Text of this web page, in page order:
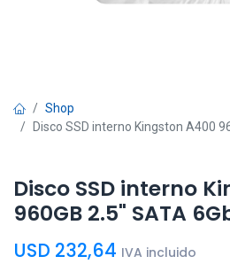
Shop
Disco SSD interno Kingston A400
Disco SSD interno
960GB 2.5" SATA
USD 232,64 IVA incluido